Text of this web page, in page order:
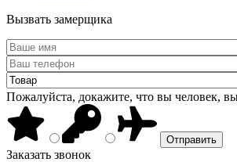
Вызвать замерщика
Пожалуйста, докажите, что вы человек,
Заказать звонок